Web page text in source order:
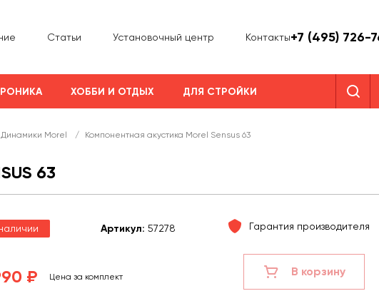
Статьи Установочный центр Контакты+7 (495) 726-
ХОББИ И ОТДЫХ ДЛЯ СТРОЙКИ
Динамики Morel / Компонентная акустика Morel Sensus 63
63
Артикул: 57278 Гарантия производителя
₽ Цена за комплект В корзину